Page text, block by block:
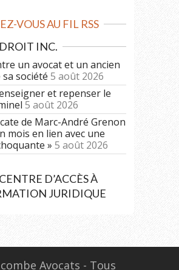
VOUS AU FIL RSS
DROIT INC.
un avocat et un ancien
sa société 5 août 2026
et repenser le
5 août 2026
de Marc-André Grenon
mois en lien avec une
» 5 août 2026
CENTRE D’ACCÈS À
JURIDIQUE
Avocats - Tous